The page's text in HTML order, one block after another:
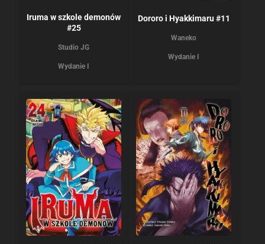
Iruma w szkole demonów
#25
Studio JG
Wydanie I
Dororo i Hyakkimaru #11
Waneko
Wydanie I